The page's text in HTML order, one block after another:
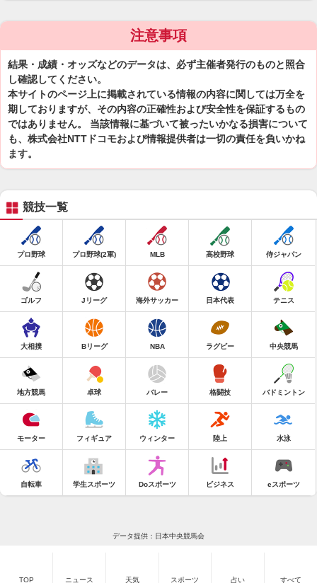
注意事項
結果・成績・オッズなどのデータは、必ず主催者発行のものと照合
し確認してください。
本サイトのページ上に掲載されている情報の内容に関しては万全を
期しておりますが、その内容の正確性および安全性を保証するもの
ではありません。 当該情報に基づいて被ったいかなる損害について
も、株式会社NTTドコモおよび情報提供者は一切の責任を負いかね
ます。
競技一覧
プロ野球 プロ野球(2軍) MLB 高校野球 侍ジャパン
ゴルフ Jリーグ 海外サッカー 日本代表 テニス
大相撲 Bリーグ NBA ラグビー 中央競馬
地方競馬 卓球 バレー 格闘技 バドミントン
モーター フィギュア ウィンター 陸上 水泳
自転車 学生スポーツ Doスポーツ ビジネス eスポーツ
データ提供：日本中央競馬会
TOP ニュース 天気 スポーツ 占い すべて